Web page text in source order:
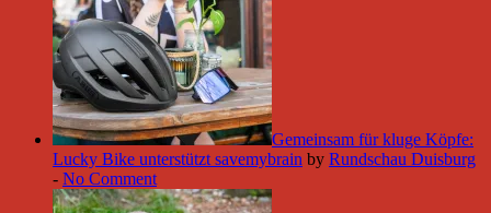
Gemeinsam für kluge Köpfe:
Lucky Bike unterstützt savemybrain by Rundschau Duisburg
- No Comment